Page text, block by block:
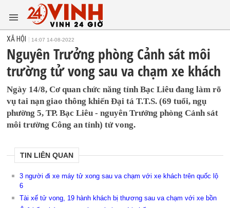
XÃ HỘI 14:07 14-08-2022
Nguyên Trưởng phòng Cảnh sát môi
trường tử vong sau va chạm xe khách
Ngày 14/8, Cơ quan chức năng tỉnh Bạc Liêu đang làm rõ
vụ tai nạn giao thông khiến Đại tá T.T.S. (69 tuổi, ngụ
phường 5, TP. Bạc Liêu - nguyên Trưởng phòng Cảnh sát
môi trường Công an tỉnh) tử vong.
TIN LIÊN QUAN
3 người đi xe máy tử xong sau va chạm với xe khách trên quốc lộ
6
Tài xế tử vong, 19 hành khách bị thương sau va chạm với xe bồn